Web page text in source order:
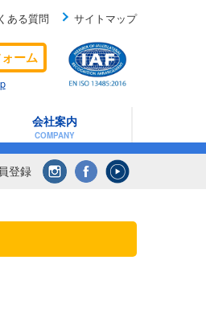
サイトマップ
ある質問
ーム
会社案内
COMPANY
登録